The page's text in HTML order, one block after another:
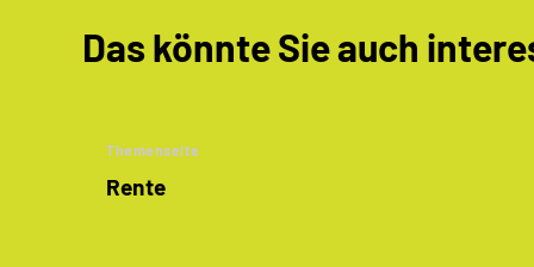
Das könnte Sie auch
Themenseite
Rente